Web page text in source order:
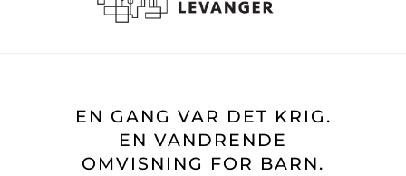
EN GANG VAR DET KRIG.
EN VANDRENDE
OMVISNING FOR BARN.